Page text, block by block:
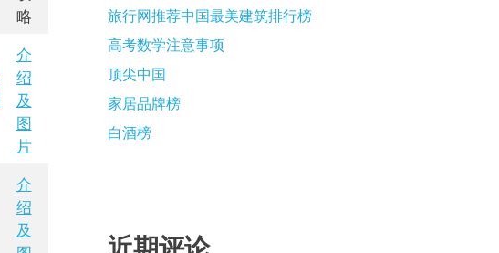
略
介
绍
及
图
片
介
绍
及
旅行网推荐中国最美建筑排行榜
高考数学注意事项
顶尖中国
家居品牌榜
白酒榜
近期评论